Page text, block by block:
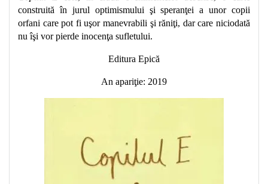
construită în jurul optimismului şi speranţei a unor copii
orfani care pot fi uşor manevrabili şi răniţi, dar care niciodată
nu îşi vor pierde inocenţa sufletului.
Editura Epică
An apariţie: 2019